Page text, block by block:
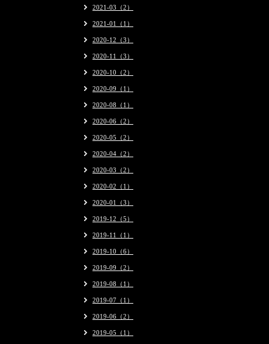
2021-03（2）
2021-01（1）
2020-12（3）
2020-11（3）
2020-10（2）
2020-09（1）
2020-08（1）
2020-06（2）
2020-05（2）
2020-04（2）
2020-03（2）
2020-02（1）
2020-01（3）
2019-12（5）
2019-11（1）
2019-10（6）
2019-09（2）
2019-08（1）
2019-07（1）
2019-06（2）
2019-05（1）